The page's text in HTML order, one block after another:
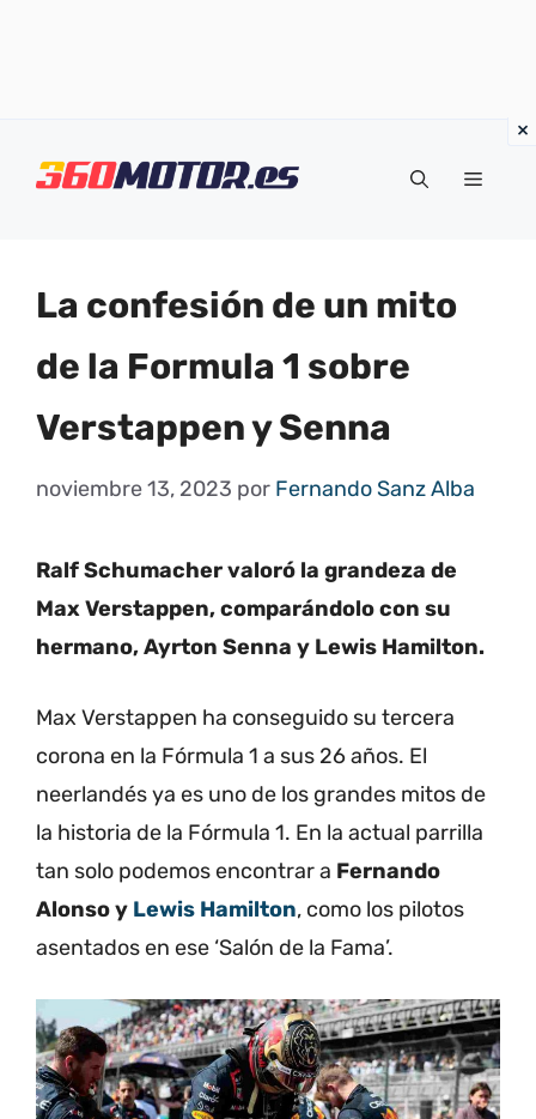
Menú
La confesión de un mito
de la Formula 1 sobre
Verstappen y Senna
noviembre 13, 2023 por Fernando Sanz Alba
Ralf Schumacher valoró la grandeza de
Max Verstappen, comparándolo con su
hermano, Ayrton Senna y Lewis Hamilton.
Max Verstappen ha conseguido su tercera
corona en la Fórmula 1 a sus 26 años. El
neerlandés ya es uno de los grandes mitos de
la historia de la Fórmula 1. En la actual parrilla
tan solo podemos encontrar a Fernando
Alonso y Lewis Hamilton, como los pilotos
asentados en ese ‘Salón de la Fama’.